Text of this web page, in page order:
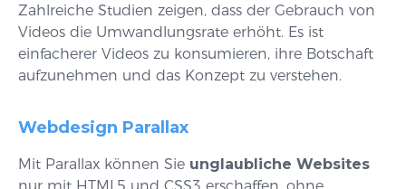
Zahlreiche Studien zeigen, dass der Gebrauch von
Videos die Umwandlungsrate erhöht. Es ist
einfacherer Videos zu konsumieren, ihre Botschaft
aufzunehmen und das Konzept zu verstehen.
Webdesign Parallax
Mit Parallax können Sie unglaubliche Websites